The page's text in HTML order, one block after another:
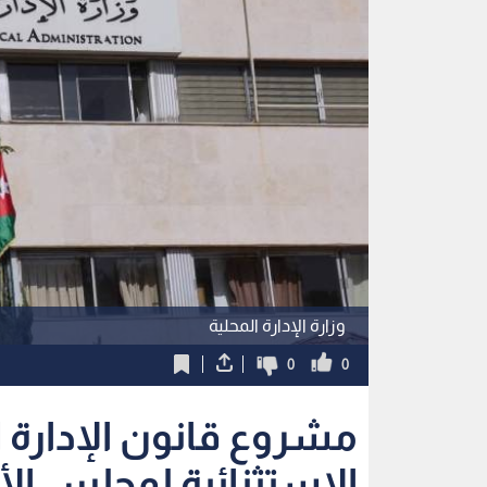
وزارة الإدارة المحلية
0
0
مشروع قانون الإدارة